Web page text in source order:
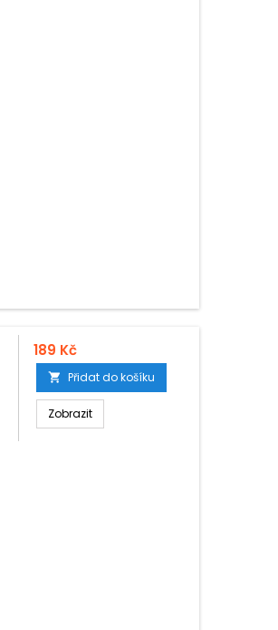
189 Kč
 Přidat do košíku
Zobrazit